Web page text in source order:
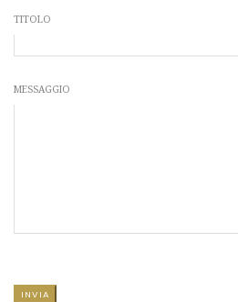
TITOLO
MESSAGGIO